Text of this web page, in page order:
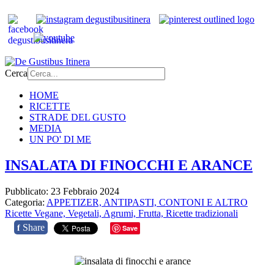
Cerca
HOME
RICETTE
STRADE DEL GUSTO
MEDIA
UN PO' DI ME
INSALATA DI FINOCCHI E ARANCE
Pubblicato: 23 Febbraio 2024
Categoria: APPETIZER, ANTIPASTI, CONTONI E ALTRO
Ricette Vegane, Vegetali, Agrumi, Frutta, Ricette tradizionali
f Share Save